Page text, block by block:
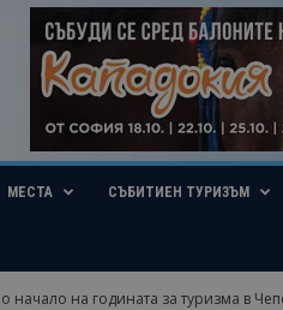
МЕСТА СЪБИТИЕН ТУРИЗЪМ
начало на годината за туризма в